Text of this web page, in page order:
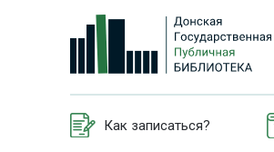
Как записаться?